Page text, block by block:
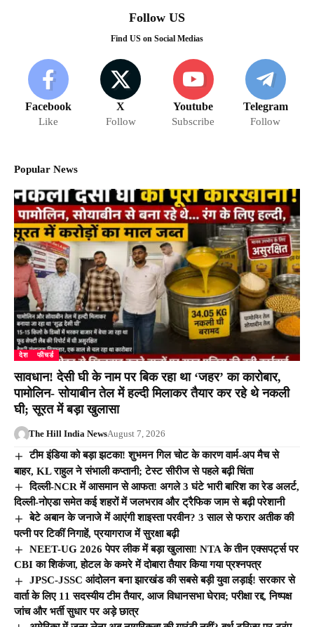
Follow US
Find US on Social Medias
Facebook
Like
X
Follow
Youtube
Subscribe
Telegram
Follow
Popular News
देश फीचर्ड
सावधान! देसी घी के नाम पर बिक रहा था ‘जहर’ का कारोबार,
पामोलिन- सोयाबीन तेल में हल्दी मिलाकर तैयार कर रहे थे नकली
घी; सूरत में बड़ा खुलासा
The Hill India NewsAugust 7, 2026
टीम इंडिया को बड़ा झटका! शुभमन गिल चोट के कारण वार्म-अप मैच से
बाहर, KL राहुल ने संभाली कप्तानी; टेस्ट सीरीज से पहले बढ़ी चिंता
दिल्ली-NCR में आसमान से आफत! अगले 3 घंटे भारी बारिश का रेड अलर्ट,
दिल्ली-नोएडा समेत कई शहरों में जलभराव और ट्रैफिक जाम से बढ़ी परेशानी
बेटे अबान के जनाजे में आएंगी शाइस्ता परवीन? 3 साल से फरार अतीक की
पत्नी पर टिकीं निगाहें, प्रयागराज में सुरक्षा बढ़ी
NEET-UG 2026 पेपर लीक में बड़ा खुलासा! NTA के तीन एक्सपर्ट्स पर
CBI का शिकंजा, होटल के कमरे में दोबारा तैयार किया गया प्रश्नपत्र
JPSC-JSSC आंदोलन बना झारखंड की सबसे बड़ी युवा लड़ाई! सरकार से
वार्ता के लिए 11 सदस्यीय टीम तैयार, आज विधानसभा घेराव; परीक्षा रद्द, निष्पक्ष
जांच और भर्ती सुधार पर अड़े छात्र